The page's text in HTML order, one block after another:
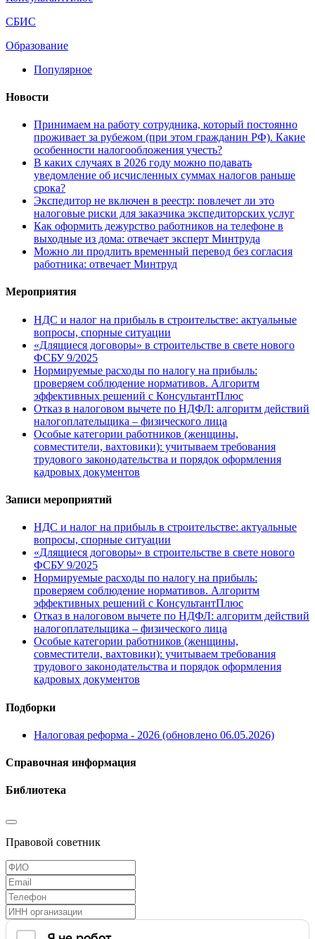
СБИС
Образование
Популярное
Новости
Принимаем на работу сотрудника, который постоянно
проживает за рубежом (при этом гражданин РФ). Какие
особенности налогообложения учесть?
В каких случаях в 2026 году можно подавать
уведомление об исчисленных суммах налогов раньше
срока?
Экспедитор не включен в реестр: повлечет ли это
налоговые риски для заказчика экспедиторских услуг
Как оформить дежурство работников на телефоне в
выходные из дома: отвечает эксперт Минтруда
Можно ли продлить временный перевод без согласия
работника: отвечает Минтруд
Мероприятия
НДС и налог на прибыль в строительстве: актуальные
вопросы, спорные ситуации
«Длящиеся договоры» в строительстве в свете нового
ФСБУ 9/2025
Нормируемые расходы по налогу на прибыль:
проверяем соблюдение нормативов. Алгоритм
эффективных решений с КонсультантПлюс
Отказ в налоговом вычете по НДФЛ: алгоритм действий
налогоплательщика – физического лица
Особые категории работников (женщины,
совместители, вахтовики): учитываем требования
трудового законодательства и порядок оформления
кадровых документов
Записи мероприятий
НДС и налог на прибыль в строительстве: актуальные
вопросы, спорные ситуации
«Длящиеся договоры» в строительстве в свете нового
ФСБУ 9/2025
Нормируемые расходы по налогу на прибыль:
проверяем соблюдение нормативов. Алгоритм
эффективных решений с КонсультантПлюс
Отказ в налоговом вычете по НДФЛ: алгоритм действий
налогоплательщика – физического лица
Особые категории работников (женщины,
совместители, вахтовики): учитываем требования
трудового законодательства и порядок оформления
кадровых документов
Подборки
Налоговая реформа - 2026 (обновлено 06.05.2026)
Справочная информация
Библиотека
Правовой советник